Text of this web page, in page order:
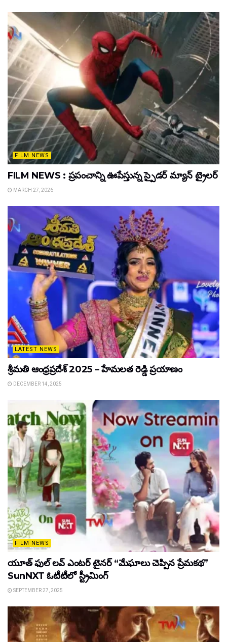
FILM NEWS
FILM NEWS : ప్రపంచాన్ని ఊపేస్తున్న స్పైడర్ మ్యాన్ ట్రైలర్
MARCH 27, 2026
LATEST NEWS
శ్రీమతి ఆంధ్రప్రదేశ్ 2025 – హేమలత రెడ్డి ప్రయాణం
DECEMBER 14, 2025
FILM NEWS
యూత్ ఫుల్ లవ్ ఎంటర్ టైనర్ “మేఘాలు చెప్పిన ప్రేమకథ”
SunNXT ఓటీటీలో స్ట్రీమింగ్
SEPTEMBER 27, 2025